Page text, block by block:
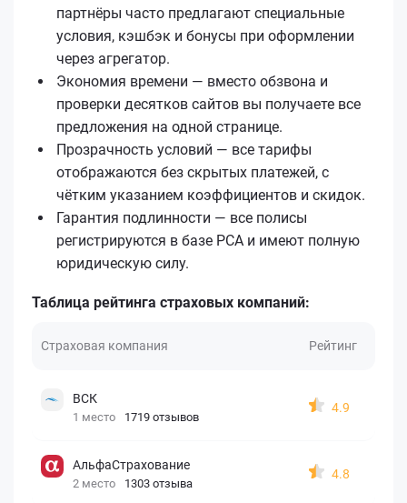
партнёры часто предлагают специальные
условия, кэшбэк и бонусы при оформлении
через агрегатор.
Экономия времени — вместо обзвона и
проверки десятков сайтов вы получаете все
предложения на одной странице.
Прозрачность условий — все тарифы
отображаются без скрытых платежей, с
чётким указанием коэффициентов и скидок.
Гарантия подлинности — все полисы
регистрируются в базе РСА и имеют полную
юридическую силу.
Таблица рейтинга страховых компаний:
Страховая компания Рейтинг
ВСК
1 место 1719 отзывов
4.9
АльфаСтрахование
2 место 1303 отзыва
4.8